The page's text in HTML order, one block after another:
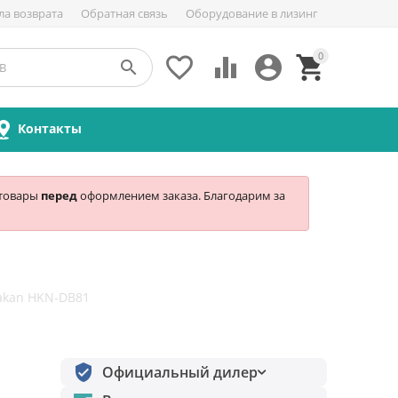
возврата Обратная связь Оборудование в лизинг
0


 

Контакты
передоформлением заказа. Благодарим за
HKN-DB81
Официальный дилер